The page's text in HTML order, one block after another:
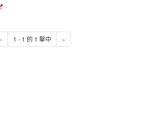
« 1 - 1 的 1 擊中 »